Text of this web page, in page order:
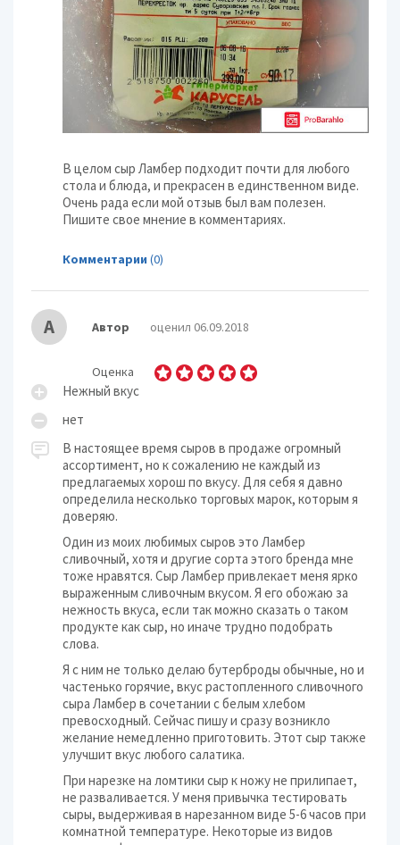
В целом сыр Ламбер подходит почти для любого
стола и блюда, и прекрасен в единственном виде.
Очень рада если мой отзыв был вам полезен.
Пишите свое мнение в комментариях.
Комментарии (0)
А Автор оценил 06.09.2018
Оценка
Нежный вкус
нет
В настоящее время сыров в продаже огромный
ассортимент, но к сожалению не каждый из
предлагаемых хорош по вкусу. Для себя я давно
определила несколько торговых марок, которым я
доверяю.
Один из моих любимых сыров это Ламбер
сливочный, хотя и другие сорта этого бренда мне
тоже нравятся. Сыр Ламбер привлекает меня ярко
выраженным сливочным вкусом. Я его обожаю за
нежность вкуса, если так можно сказать о таком
продукте как сыр, но иначе трудно подобрать
слова.
Я с ним не только делаю бутерброды обычные, но и
частенько горячие, вкус растопленного сливочного
сыра Ламбер в сочетании с белым хлебом
превосходный. Сейчас пишу и сразу возникло
желание немедленно приготовить. Этот сыр также
улучшит вкус любого салатика.
При нарезке на ломтики сыр к ножу не прилипает,
не разваливается. У меня привычка тестировать
сыры, выдерживая в нарезанном виде 5-6 часов при
комнатной температуре. Некоторые из видов